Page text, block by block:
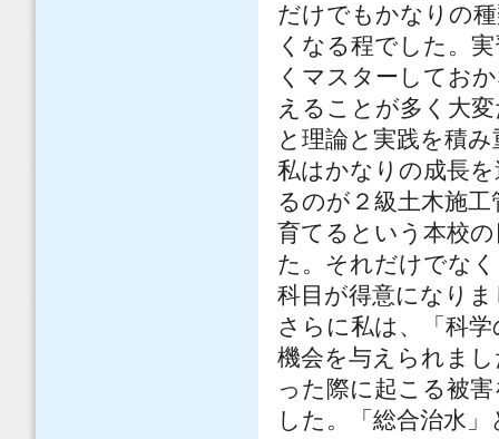
だけでもかなりの
くなる程でした。
くマスターしてお
えることが多く大
と理論と実践を積
私はかなりの成長
るのが２級土木施
育てるという本校
た。それだけでな
科目が得意になり
さらに私は、「科
機会を与えられま
った際に起こる被
した。「総合治水